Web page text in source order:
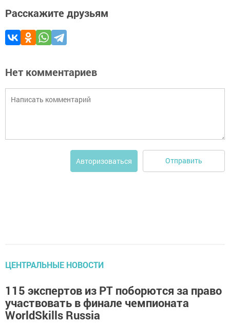
Расскажите друзьям
Нет комментариев
Авторизоваться Отправить
ЦЕНТРАЛЬНЫЕ НОВОСТИ
115 экспертов из РТ поборются за право
участвовать в финале чемпионата
WorldSkills Russia